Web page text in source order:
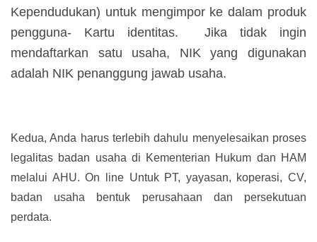
Kependudukan) untuk mengimpor ke dalam produk
pengguna- Kartu identitas. Jika tidak ingin
mendaftarkan satu usaha, NIK yang digunakan
adalah NIK penanggung jawab usaha.
Kedua, Anda harus terlebih dahulu menyelesaikan proses
legalitas badan usaha di Kementerian Hukum dan HAM
melalui AHU. On line Untuk PT, yayasan, koperasi, CV,
badan usaha bentuk perusahaan dan persekutuan
perdata.